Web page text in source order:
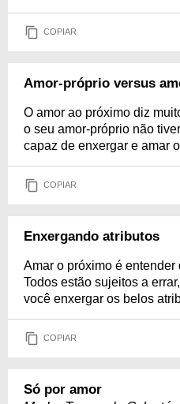
COPIAR
Amor-próprio versus
O amor ao próximo diz
o seu amor-próprio não
capaz de enxergar e amar
COPIAR
Enxergando atributos
Amar o próximo é
Todos estão sujeitos a
você enxergar os belos
COPIAR
Só por amor